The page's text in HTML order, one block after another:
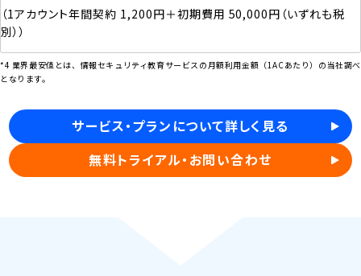
（1アカウント年間契約 1,200円＋初期費用 50,000円（いずれも税
別））
*4 業界最安値とは、情報セキュリティ教育サービスの月額利用金額（1ACあたり）の当社調べ
となります。
サービス・プランについて詳しく見る
無料トライアル・お問い合わせ